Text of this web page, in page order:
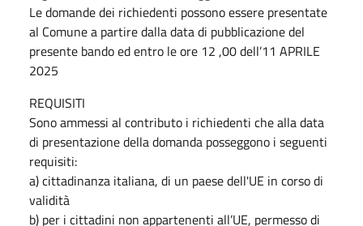
Le domande dei richiedenti possono essere presentate
al Comune a partire dalla data di pubblicazione del
presente bando ed entro le ore 12 ,00 dell’11 APRILE
2025
REQUISITI
Sono ammessi al contributo i richiedenti che alla data
di presentazione della domanda posseggono i seguenti
requisiti:
a) cittadinanza italiana, di un paese dell'UE in corso di
validità
b) per i cittadini non appartenenti all’UE, permesso di